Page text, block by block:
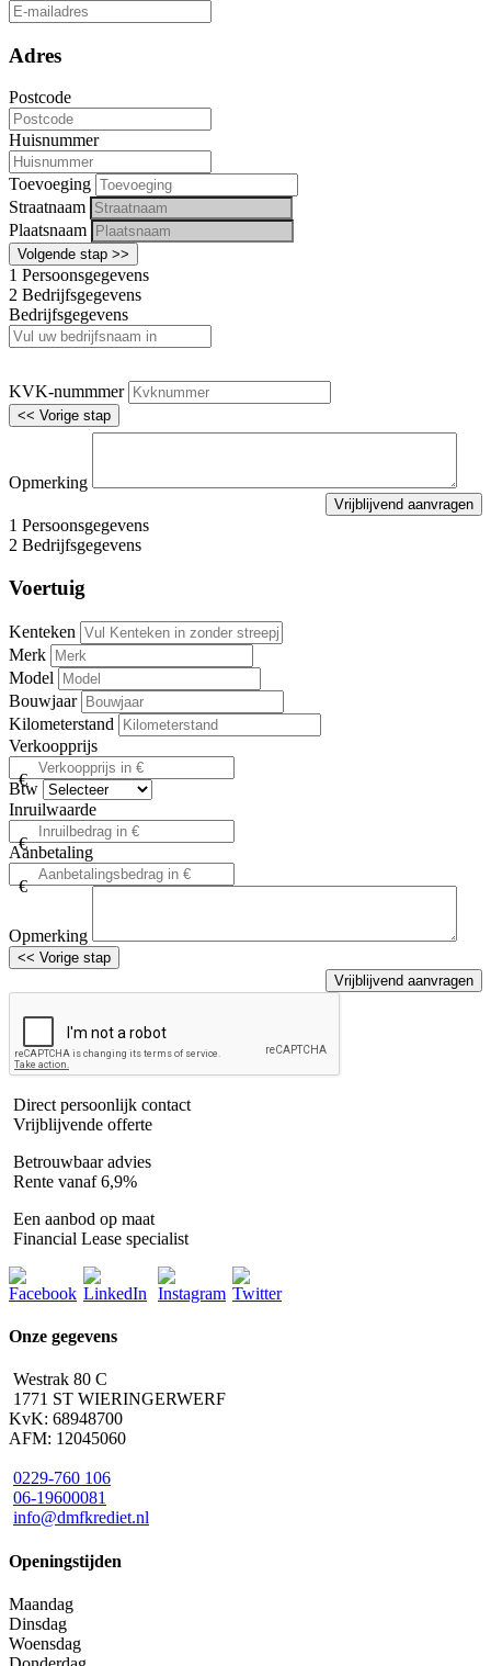
Adres
Postcode
Huisnummer
Toevoeging
Straatnaam
Plaatsnaam
Volgende stap >>
1 Persoonsgegevens
2 Bedrijfsgegevens
Bedrijfsgegevens
KVK-nummmer
<< Vorige stap
Opmerking
1 Persoonsgegevens
2 Bedrijfsgegevens
Voertuig
Kenteken
Merk
Model
Bouwjaar
Kilometerstand
Verkoopprijs
€
Btw
Inruilwaarde
€
Aanbetaling
€
Opmerking
<< Vorige stap
Direct persoonlijk contact
Vrijblijvende offerte
Betrouwbaar advies
Rente vanaf 6,9%
Een aanbod op maat
Financial Lease specialist
Onze gegevens
Westrak 80 C
1771 ST WIERINGERWERF
KvK: 68948700
AFM: 12045060
0229-760 106
06-19600081
info@dmfkrediet.nl
Openingstijden
Maandag
Dinsdag
Woensdag